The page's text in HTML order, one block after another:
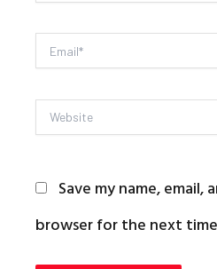
Email*
Website
Save my name, email,
browser for the next